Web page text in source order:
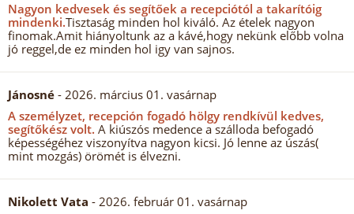
Nagyon kedvesek és segítőek a recepciótól a takarítóig
mindenki.Tisztaság minden hol kiváló. Az ételek nagyon
finomak.Amit hiányoltunk az a kávé,hogy nekünk előbb volna
jó reggel,de ez minden hol igy van sajnos.
Jánosné - 2026. március 01. vasárnap
A személyzet, recepción fogadó hölgy rendkívül kedves,
segítőkész volt. A kiúszós medence a szálloda befogadó
képességéhez viszonyítva nagyon kicsi. Jó lenne az úszás(
mint mozgás) örömét is élvezni.
Nikolett Vata - 2026. február 01. vasárnap